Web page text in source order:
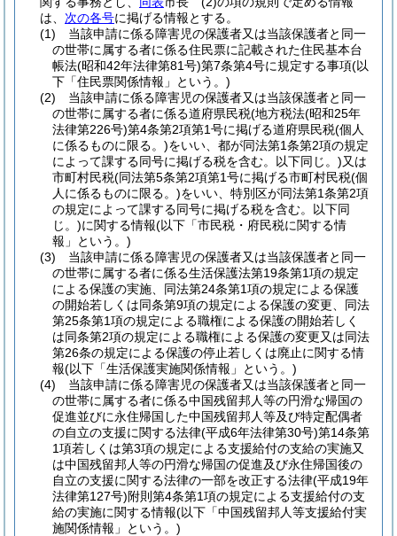
は、 次の各号に掲げる情報とする。
(1)
当該申請に係る障害児の保護者又は当該保護者と同一
の世帯に属する者に係る住民票に記載された住民基本台
帳法(昭和42年法律第81号)第7条第4号に規定する事項(以
下「住民票関係情報」という。)
(2)
当該申請に係る障害児の保護者又は当該保護者と同一
の世帯に属する者に係る道府県民税(地方税法(昭和25年
法律第226号)第4条第2項第1号に掲げる道府県民税(個人
に係るものに限る。)をいい、都が同法第1条第2項の規定
によって課する同号に掲げる税を含む。以下同じ。)又は
市町村民税(同法第5条第2項第1号に掲げる市町村民税(個
人に係るものに限る。)をいい、特別区が同法第1条第2項
の規定によって課する同号に掲げる税を含む。以下同
じ。)に関する情報(以下「市民税・府民税に関する情
報」という。)
(3)
当該申請に係る障害児の保護者又は当該保護者と同一
の世帯に属する者に係る生活保護法第19条第1項の規定
による保護の実施、同法第24条第1項の規定による保護
の開始若しくは同条第9項の規定による保護の変更、同法
第25条第1項の規定による職権による保護の開始若しく
は同条第2項の規定による職権による保護の変更又は同法
第26条の規定による保護の停止若しくは廃止に関する情
報(以下「生活保護実施関係情報」という。)
(4)
当該申請に係る障害児の保護者又は当該保護者と同一
の世帯に属する者に係る中国残留邦人等の円滑な帰国の
促進並びに永住帰国した中国残留邦人等及び特定配偶者
の自立の支援に関する法律(平成6年法律第30号)第14条第
1項若しくは第3項の規定による支援給付の支給の実施又
は中国残留邦人等の円滑な帰国の促進及び永住帰国後の
自立の支援に関する法律の一部を改正する法律(平成19年
法律第127号)附則第4条第1項の規定による支援給付の支
給の実施に関する情報(以下「中国残留邦人等支援給付実
施関係情報」という。)